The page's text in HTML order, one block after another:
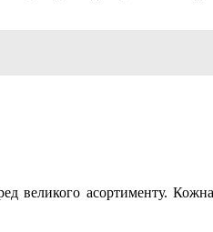
великого асортименту.